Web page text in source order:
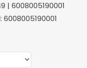
| 6008005190001